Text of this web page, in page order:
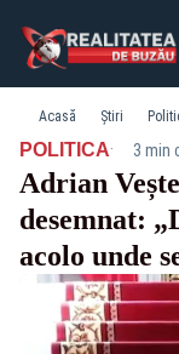
Acasă Știri
POLITICA· 3 min
Adrian
desemnat:
acolo unde